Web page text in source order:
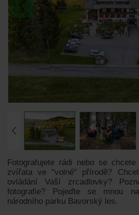
Previous
Fotografujete rádi nebo se
zvířata ve "volné" přírodě?
ovládání Vaší zrcadlovky?
fotografie? Pojeďte se mnou
národního parku Bavorský les.